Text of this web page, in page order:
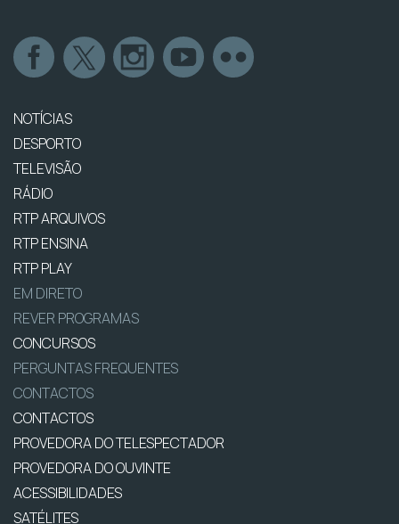
NOTÍCIAS
DESPORTO
TELEVISÃO
RÁDIO
RTP ARQUIVOS
RTP ENSINA
RTP PLAY
EM DIRETO
REVER PROGRAMAS
CONCURSOS
PERGUNTAS FREQUENTES
CONTACTOS
CONTACTOS
PROVEDORA DO TELESPECTADOR
PROVEDORA DO OUVINTE
ACESSIBILIDADES
SATÉLITES